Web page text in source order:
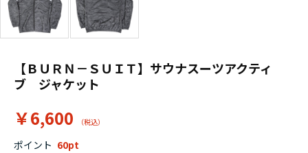
【ＢＵＲＮ－ＳＵＩＴ】サウナスーツアクティ
ブ ジャケット
￥6,600
ポイント 60